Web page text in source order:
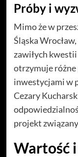
Próby i
Mimo że w
Śląska
zawiłych
otrzymuje różne
inwestycjami w
Cezary
projekt
Wartość